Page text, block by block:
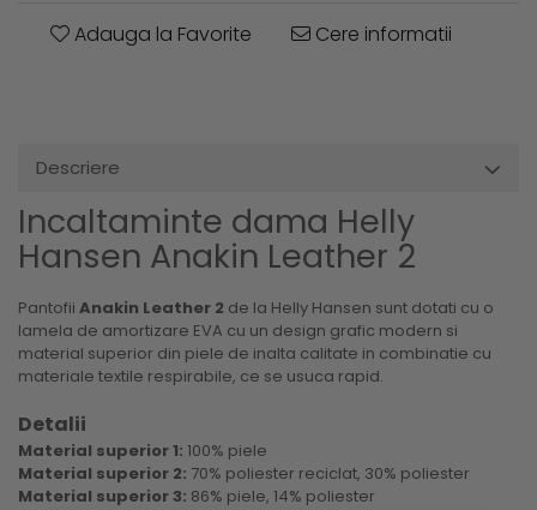
Adauga la Favorite Cere informatii
Descriere
Incaltaminte dama Helly
Hansen Anakin Leather 2
Pantofii Anakin Leather 2 de la Helly Hansen sunt dotati cu o
lamela de amortizare EVA cu un design grafic modern si
material superior din piele de inalta calitate in combinatie cu
materiale textile respirabile, ce se usuca rapid.
Detalii
Material superior 1: 100% piele
Material superior 2: 70% poliester reciclat, 30% poliester
Material superior 3: 86% piele, 14% poliester